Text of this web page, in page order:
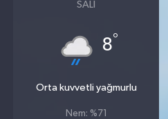
SALI
8°
Orta kuvvetli yağmurlu
Nem: %71